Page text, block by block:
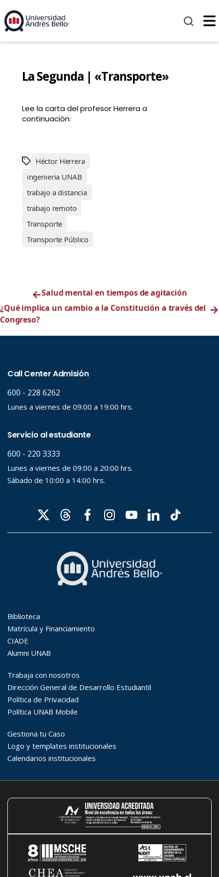
La Segunda | «Transporte»
Lee la carta del profesor Herrera a
continuación:
Héctor Herrera
ingenieria UNAB
trabajo a distancia
trabajo remoto
Transporte
Transporte Público
←Salud mental en tiempos de agitación
¿Qué implica un cambio a la Constitución a través del
Congreso?
→